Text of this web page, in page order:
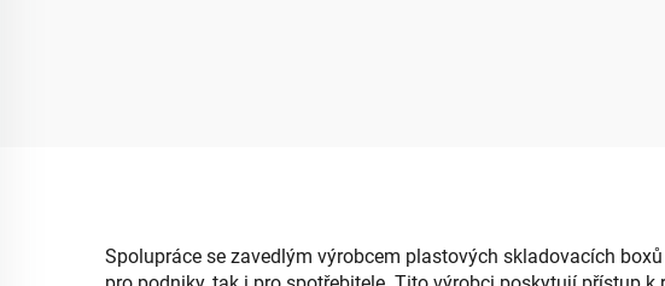
Spolupráce se zavedlým výrobcem plastových skladovacích